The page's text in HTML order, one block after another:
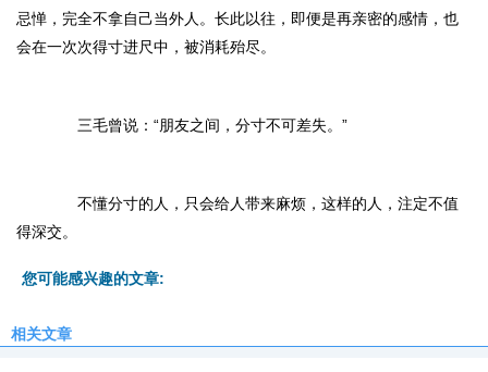
忌惮，完全不拿自己当外人。长此以往，即便是再亲密的感情，也
会在一次次得寸进尺中，被消耗殆尽。
三毛曾说：“朋友之间，分寸不可差失。”
不懂分寸的人，只会给人带来麻烦，这样的人，注定不值
得深交。
您可能感兴趣的文章:
相关文章